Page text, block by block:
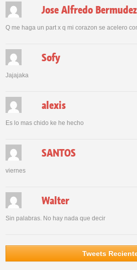
Jose Alfredo
Q me haga un part x q mi corazon se acelero
Sofy
Jajajaka
alexis
Es lo mas chido ke he hecho
SANTOS
viernes
Walter
Sin palabras. No hay nada que decir
Tweets